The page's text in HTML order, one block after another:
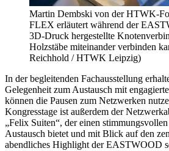
Martin Dembski von der HTWK-
FLEX erläutert während der
3D-Druck hergestellte
Holzstäbe miteinander verbinden
Reichhold / HTWK Leipzig)
In der begleitenden Fachausstellung
Gelegenheit zum Austausch mit
können die Pausen zum Netzwerken
Kongresstage ist außerdem der
„Felix Suiten“, der einen
Austausch bietet und mit Blick auf den
abendliches Highlight der EASTWOOD